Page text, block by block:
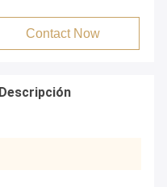
Contact Now
Descripción